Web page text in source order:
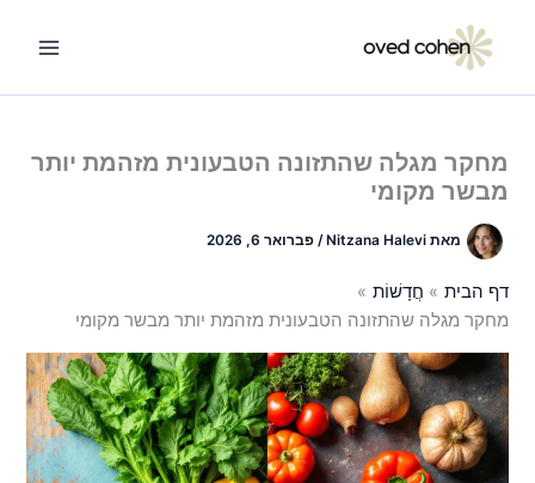
מחקר מגלה שהתזונה הטבעונית מזהמת יותר
מבשר מקומי
מאתNitzana Halevi
/פברואר 6, 2026
דף הבית
חֲדָשׁוֹת
מחקר מגלה שהתזונה הטבעונית מזהמת יותר מבשר מקומי